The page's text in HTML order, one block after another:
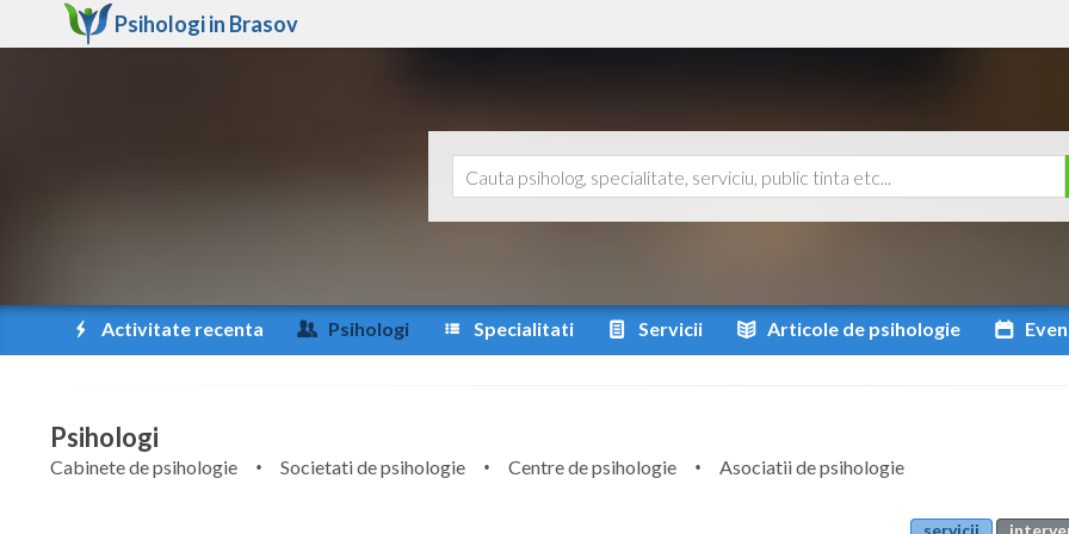
Psihologi in Brasov
Activitate recenta Psihologi Specialitati Servicii Articole de psihologie
Psihologi
Cabinete de psihologie Societati de psihologie Centre de psihologie
Asociatii de psihologie
servicii